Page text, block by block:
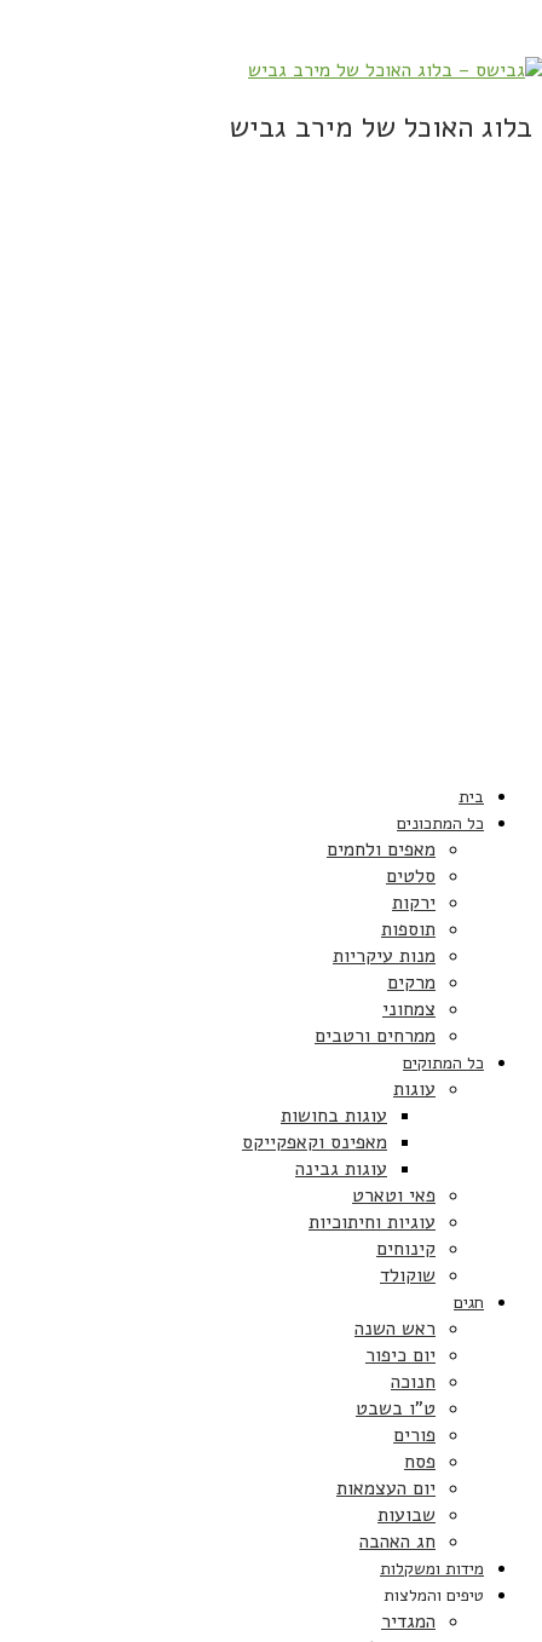
בלוג האוכל של מירב גביש
בית
כל המתכונים
מאפים ולחמים
סלטים
ירקות
תוספות
מנות עיקריות
מרקים
צמחוני
ממרחים ורטבים
כל המתוקים
עוגות
עוגות בחושות
מאפינס וקאפקייקס
עוגות גבינה
פאי וטארט
עוגיות וחיתוכיות
קינוחים
שוקולד
חגים
ראש השנה
יום כיפור
חנוכה
ט”ו בשבט
פורים
פסח
יום העצמאות
שבועות
חג האהבה
מידות ומשקלות
טיפים והמלצות
המגדיר